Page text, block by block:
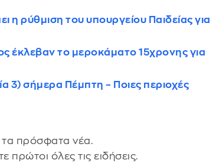
η ρύθμιση του υπουργείου Παιδείας για
έκλεβαν το μεροκάματο 15χρονης για
3) σήμερα Πέμπτη – Ποιες περιοχές
τα πρόσφατα νέα.
πρώτοι όλες τις ειδήσεις.